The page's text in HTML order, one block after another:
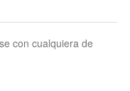
con cualquiera de